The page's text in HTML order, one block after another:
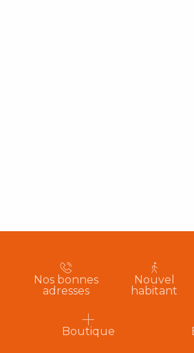
Nos bonnes
adresses
Nouvel
habitant
Boutique